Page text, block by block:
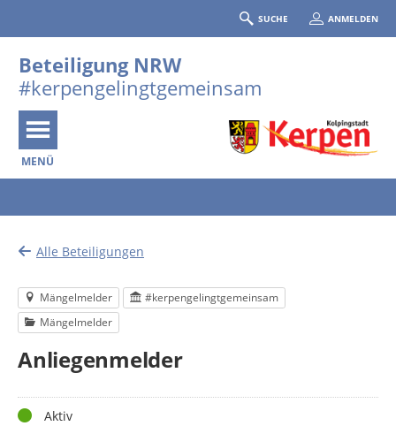
SUCHE ANMELDEN
Beteiligung NRW
#kerpengelingtgemeinsam
MENÜ
Alle Beteiligungen
Mängelmelder
#kerpengelingtgemeinsam
Mängelmelder
Anliegenmelder
StatusAktiv